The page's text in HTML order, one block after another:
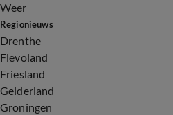
Weer
Regionieuws
Drenthe
Flevoland
Friesland
Gelderland
Groningen